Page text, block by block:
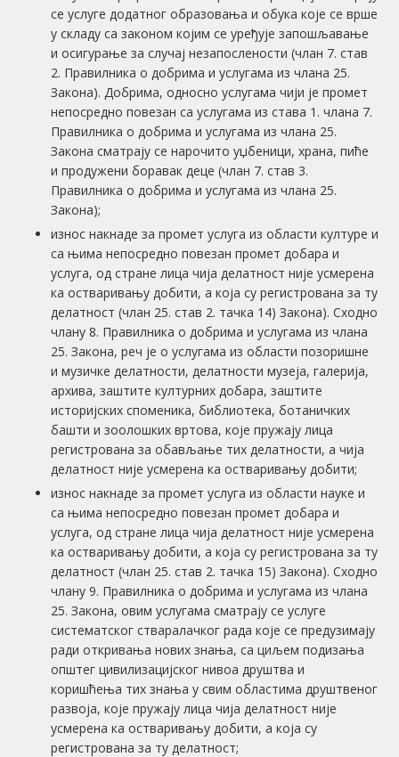
се услуге додатног образовања и обука које се врше
у складу са законом којим се уређује запошљавање
и осигурање за случај незапослености (члан 7. став
2. Правилника о добрима и услугама из члана 25.
Закона). Добрима, односно услугама чији је промет
непосредно повезан са услугама из става 1. члана 7.
Правилника о добрима и услугама из члана 25.
Закона сматрају се нарочито уџбеници, храна, пиће
и продужени боравак деце (члан 7. став 3.
Правилника о добрима и услугама из члана 25.
Закона);
износ накнаде за промет услугa из области културе и
са њима непосредно повезан промет добара и
услуга, од стране лица чија делатност није усмерена
ка остваривању добити, а која су регистрована за ту
делатност (члан 25. став 2. тачка 14) Закона). Сходно
члану 8. Правилника о добрима и услугама из члана
25. Закона, реч је о услугама из области позоришне
и музичке делатности, делатности музеја, галерија,
архива, заштите културних добара, заштите
историјских споменика, библиотека, ботаничких
башти и зоолошких вртова, које пружају лица
регистрована за обављање тих делатности, а чија
делатност није усмерена ка остваривању добити;
износ накнаде за промет услугa из области науке и
са њима непосредно повезан промет добара и
услуга, од стране лица чија делатност није усмерена
ка остваривању добити, а која су регистрована за ту
делатност (члан 25. став 2. тачка 15) Закона). Сходно
члану 9. Правилника о добрима и услугама из члана
25. Закона, овим услугама сматрају се услуге
систематског стваралачког рада које се предузимају
ради откривања нових знања, са циљем подизања
општег цивилизацијског нивоа друштва и
коришћења тих знања у свим областима друштвеног
развоја, које пружају лица чија делатност није
усмерена ка остваривању добити, а која су
регистрована за ту делатност;